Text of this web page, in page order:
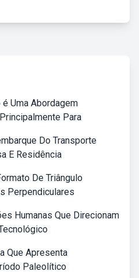
Uma Abordagem
Para
Do Transporte
E Residência
De Triângulo
Perpendiculares
Humanas Que Direcionam
Que Apresenta
Paleolítico